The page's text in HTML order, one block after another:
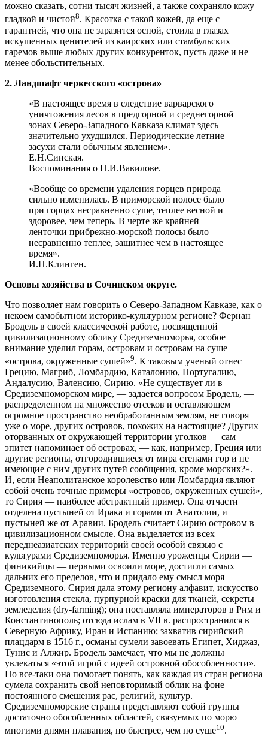
можно сказать, сотни тысяч жизней, а также сохраняло кожу
гладкой и чистой8. Красотка с такой кожей, да еще с
гарантией, что она не заразится оспой, стоила в глазах
искушенных ценителей из каирских или стамбульских
гаремов выше любых других конкуренток, пусть даже и не
менее обольстительных.
2. Ландшафт черкесского «острова»
«В настоящее время в следствие варварского
уничтожения лесов в предгорной и среднегорной
зонах Северо-Западного Кавказа климат здесь
значительно ухудшился. Периодические летние
засухи стали обычным явлением».
Е.Н.Синская.
Воспоминания о Н.И.Вавилове.
«Вообще со времени удаления горцев природа
сильно изменилась. В приморской полосе было
при горцах несравненно суше, теплее весной и
здоровее, чем теперь. В черте же крайней
ленточки прибрежно-морской полосы было
несравненно теплее, защитнее чем в настоящее
время».
И.Н.Клинген.
Основы хозяйства в Сочинском округе.
Что позволяет нам говорить о Северо-Западном Кавказе, как о
некоем самобытном историко-культурном регионе? Фернан
Бродель в своей классической работе, посвященной
цивилизационному облику Средиземноморья, особое
внимание уделил горам, островам и островам на суше —
«острова, окруженные сушей»9. К таковым ученый отнес
Грецию, Магриб, Ломбардию, Каталонию, Португалию,
Андалусию, Валенсию, Сирию. «Не существует ли в
Средиземноморском мире, — задается вопросом Бродель, —
распределенном на множество отсеков и оставляющем
огромное пространство необработанным землям, не говоря
уже о море, других островов, похожих на настоящие? Других
оторванных от окружающей территории уголков — сам
эпитет напоминает об островах, — как, например, Греция или
другие регионы, отгородившиеся от мира стенами гор и не
имеющие с ним других путей сообщения, кроме морских?».
И, если Неаполитанское королевство или Ломбардия являют
собой очень точные примеры «островов, окруженных сушей»,
то Сирия — наиболее абстрактный пример. Она отчасти
отделена пустыней от Ирака и горами от Анатолии, и
пустыней же от Аравии. Бродель считает Сирию островом в
цивилизационном смысле. Она выделяется из всех
переднеазиатских территорий своей особой связью с
культурами Средиземноморья. Именно уроженцы Сирии —
финикийцы — первыми освоили море, достигли самых
дальних его пределов, что и придало ему смысл моря
Средиземного. Сирия дала этому региону алфавит, искусство
изготовления стекла, пурпурной краски для тканей, секреты
земледелия (dry-farming); она поставляла императоров в Рим и
Константинополь; отсюда ислам в VII в. распространился в
Северную Африку, Иран и Испанию; захватив сирийский
плацдарм в 1516 г., османы сумели завоевать Египет, Хиджаз,
Тунис и Алжир. Бродель замечает, что мы не должны
увлекаться «этой игрой с идеей островной обособленности».
Но все-таки она помогает понять, как каждая из стран региона
сумела сохранить свой неповторимый облик на фоне
постоянного смешения рас, религий, культур.
Средиземноморские страны представляют собой группы
достаточно обособленных областей, связуемых по морю
многими днями плавания, но быстрее, чем по суше10.